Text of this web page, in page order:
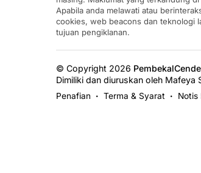
Apabila anda melawati atau
cookies, web beacons dan teknologi
tujuan pengiklanan.
© Copyright 2026
Dimiliki dan diuruskan oleh Mafeya
Penafian • Terma & Syarat • Notis